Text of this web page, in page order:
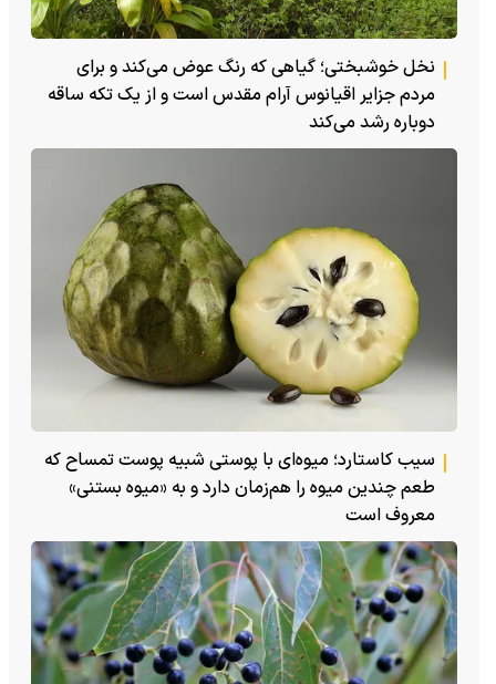
نخل خوشبختی؛ گیاهی که رنگ عوض می‌کند و برای
مردم جزایر اقیانوس آرام مقدس است و از یک تکه ساقه
دوباره رشد می‌کند
سیب کاستارد؛ میوه‌ای با پوستی شبیه پوست تمساح که
طعم چندین میوه را هم‌زمان دارد و به «میوه بستنی»
معروف است